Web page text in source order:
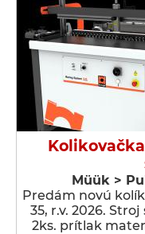
Müük >
Predám novú
35, r.v. 2026.
2ks. prítlak